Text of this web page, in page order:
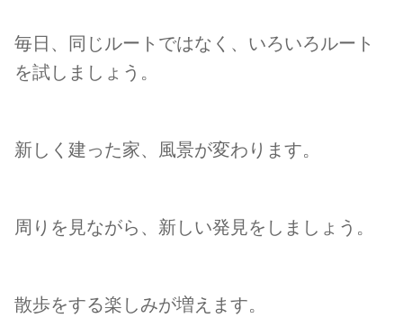
毎日、同じルートではなく、いろいろルート
を試し ましょう。
新しく建った家、風景が変わります。
周りを見ながら、新しい発見をしましょう。
散歩をする楽しみが増えます。